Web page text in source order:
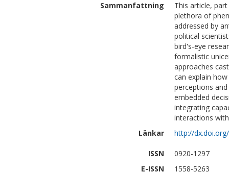
Sammanfattning
This article,
plethora of
addressed by
political
bird's-eye
formalistic
approaches
can explain
perceptions
embedded
integrating
interactions
Länkar
http://
ISSN
0920-1297
E-ISSN
1558-5263